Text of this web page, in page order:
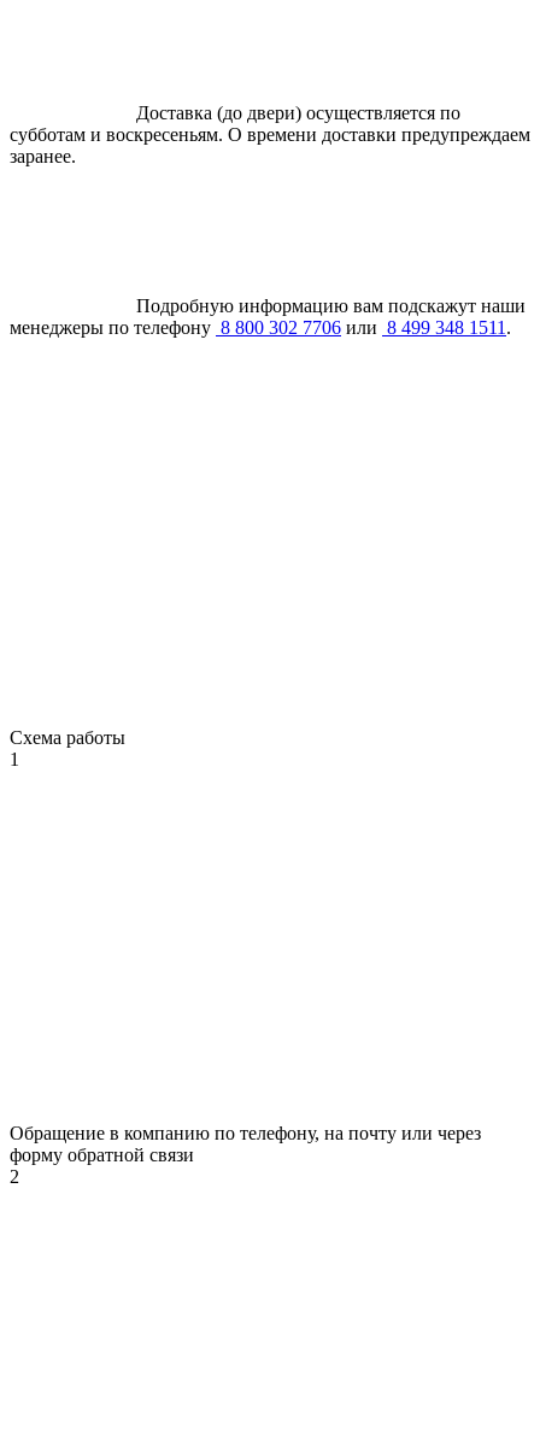
Доставка (до двери) осуществляется по
субботам и воскресеньям. О времени доставки предупреждаем
заранее.
Подробную информацию вам подскажут наши
менеджеры по телефону 8 800 302 7706 или 8 499 348 1511 .
Схема работы
1
Обращение в компанию по телефону, на почту или через
форму обратной связи
2